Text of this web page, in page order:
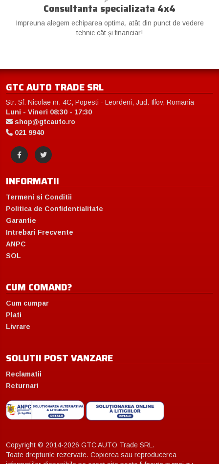
Consultanta specializata 4x4
Impreuna alegem echiparea optima, atât din punct de vedere
tehnic cât și financiar!
GTC AUTO TRADE SRL
Str. Sf. Nicolae nr. 4C, Popesti - Leordeni, Jud. Ilfov, Romania
Luni - Vineri 08:30 - 17:30
shop@gtcauto.ro
021 9940
INFORMATII
Termeni si Conditii
Politica de Confidentialitate
Garantie
Intrebari Frecvente
ANPC
SOL
CUM COMAND?
Cum cumpar
Plati
Livrare
SOLUTII POST VANZARE
Reclamatii
Returnari
Copyright © 2014-2026 GTC AUTO Trade SRL.
Toate drepturile rezervate. Copierea sau reproducerea